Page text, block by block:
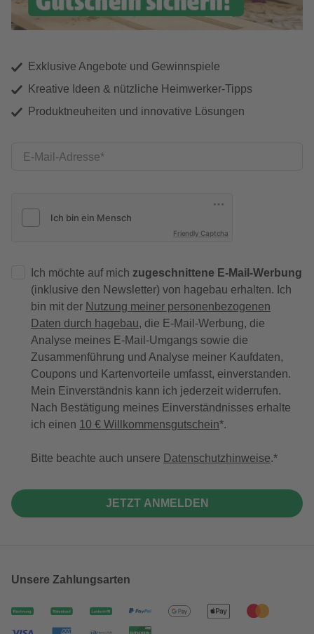
Exklusive Angebote und Gewinnspiele
Kreative Ideen & nützliche Heimwerker-Tipps
Produktneuheiten und innovative Lösungen
E-Mail-Adresse
Friendly Captcha
Ich möchte auf mich zugeschnittene E-Mail-Werbung
(inklusive den Newsletter) von hagebau erhalten. Ich
bin mit der Nutzung meiner personenbezogenen
Daten durch hagebau, die E-Mail-Werbung, die
Analyse meines E-Mail-Umgangs sowie die
Zusammenführung und Analyse meiner Kaufdaten,
Coupons und Kartenvorteile umfasst, einverstanden.
Mein Einverständnis kann ich jederzeit widerrufen.
Nach Bestätigung meines Einverständnisses erhalte
ich einen 10 € Willkommensgutschein*.
Bitte beachte auch unsere Datenschutzhinweise.
JETZT ANMELDEN
Unsere Zahlungsarten